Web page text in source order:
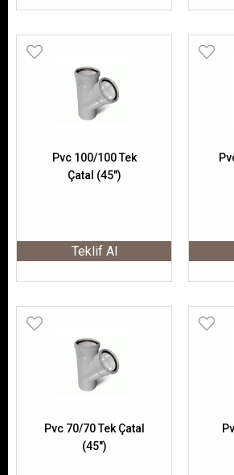
Pvc 100/100 Tek
Çatal (45")
Teklif Al
Pvc 70/70 Tek Çatal
(45")